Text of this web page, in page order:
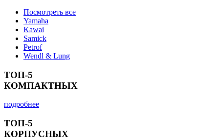
Посмотреть все
Yamaha
Kawai
Samick
Petrof
Wendl & Lung
ТОП-5
КОМПАКТНЫХ
подробнее
ТОП-5
КОРПУСНЫХ